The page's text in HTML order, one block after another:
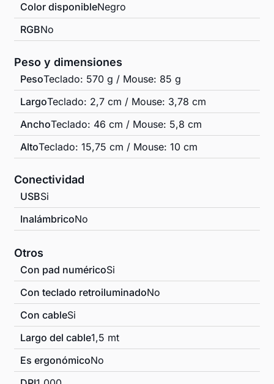
Color disponibleNegro
RGBNo
Peso y dimensiones
PesoTeclado: 570 g / Mouse: 85 g
LargoTeclado: 2,7 cm / Mouse: 3,78 cm
AnchoTeclado: 46 cm / Mouse: 5,8 cm
AltoTeclado: 15,75 cm / Mouse: 10 cm
Conectividad
USBSi
InalámbricoNo
Otros
Con pad numéricoSi
Con teclado retroiluminadoNo
Con cableSi
Largo del cable1,5 mt
Es ergonómicoNo